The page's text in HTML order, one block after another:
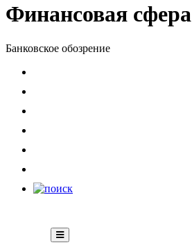
Финансовая сфера
Банковское обозрение